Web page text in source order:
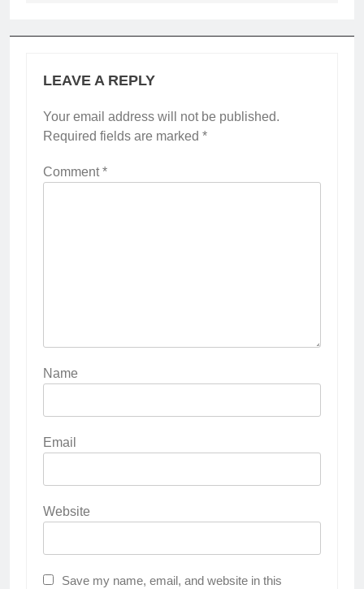
LEAVE A REPLY
Your email address will not be published.
Required fields are marked *
Comment*
Name
Email
Website
Save my name, email, and website in this